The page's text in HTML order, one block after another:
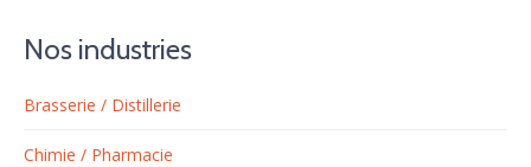
Nos industries
Brasserie / Distillerie
Chimie / Pharmacie